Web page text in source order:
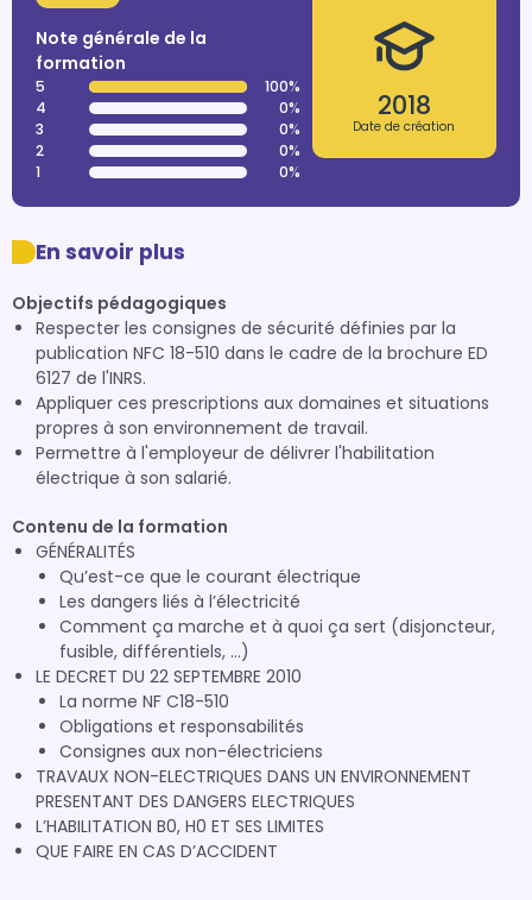
Note générale de la
formation
5
100%
4
0%
3
0%
2
0%
1
0%
2018
Date de création
En savoir plus
Objectifs pédagogiques
Respecter les consignes de sécurité définies par la
publication NFC 18-510 dans le cadre de la brochure ED
6127 de l'INRS.
Appliquer ces prescriptions aux domaines et situations
propres à son environnement de travail.
Permettre à l'employeur de délivrer l'habilitation
électrique à son salarié.
Contenu de la formation
GÉNÉRALITÉS
Qu’est-ce que le courant électrique
Les dangers liés à l’électricité
Comment ça marche et à quoi ça sert (disjoncteur,
fusible, différentiels, …)
LE DECRET DU 22 SEPTEMBRE 2010
La norme NF C18-510
Obligations et responsabilités
Consignes aux non-électriciens
TRAVAUX NON-ELECTRIQUES DANS UN ENVIRONNEMENT
PRESENTANT DES DANGERS ELECTRIQUES
L’HABILITATION B0, H0 ET SES LIMITES
QUE FAIRE EN CAS D’ACCIDENT